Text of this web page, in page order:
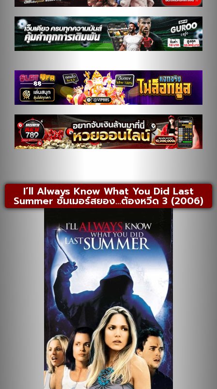
I’ll Always Know What You Did Last
Summer ซัมเมอร์สยอง…ต้องหวีด 3 (2006)